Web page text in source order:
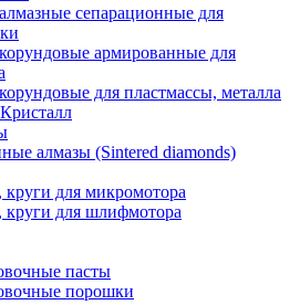
сепарационные для
армированные для
для пластмассы, металла
алмазы (Sintered diamonds)
для микромотора
для шлифмотора
пасты
порошки